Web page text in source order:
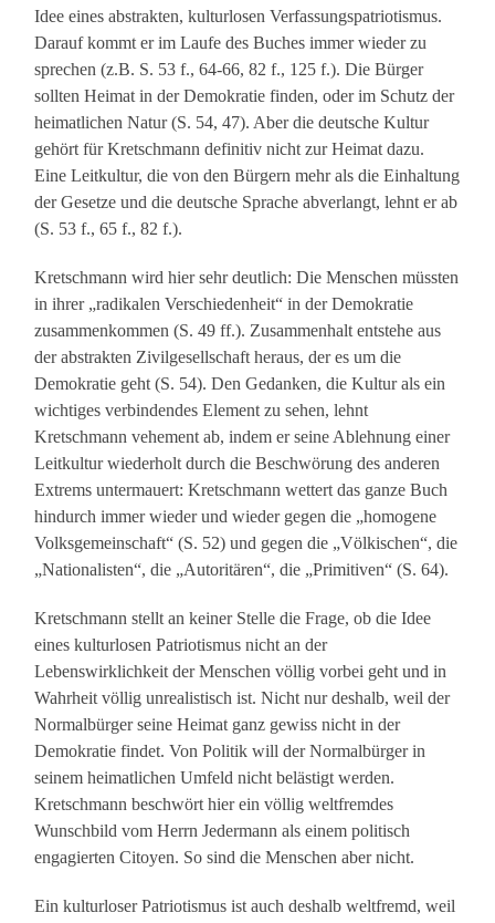
Idee eines abstrakten, kulturlosen Verfassungspatriotismus.
Darauf kommt er im Laufe des Buches immer wieder zu
sprechen (z.B. S. 53 f., 64-66, 82 f., 125 f.). Die Bürger
sollten Heimat in der Demokratie finden, oder im Schutz der
heimatlichen Natur (S. 54, 47). Aber die deutsche Kultur
gehört für Kretschmann definitiv nicht zur Heimat dazu.
Eine Leitkultur, die von den Bürgern mehr als die Einhaltung
der Gesetze und die deutsche Sprache abverlangt, lehnt er ab
(S. 53 f., 65 f., 82 f.).
Kretschmann wird hier sehr deutlich: Die Menschen müssten
in ihrer „radikalen Verschiedenheit“ in der Demokratie
zusammenkommen (S. 49 ff.). Zusammenhalt entstehe aus
der abstrakten Zivilgesellschaft heraus, der es um die
Demokratie geht (S. 54). Den Gedanken, die Kultur als ein
wichtiges verbindendes Element zu sehen, lehnt
Kretschmann vehement ab, indem er seine Ablehnung einer
Leitkultur wiederholt durch die Beschwörung des anderen
Extrems untermauert: Kretschmann wettert das ganze Buch
hindurch immer wieder und wieder gegen die „homogene
Volksgemeinschaft“ (S. 52) und gegen die „Völkischen“, die
„Nationalisten“, die „Autoritären“, die „Primitiven“ (S. 64).
Kretschmann stellt an keiner Stelle die Frage, ob die Idee
eines kulturlosen Patriotismus nicht an der
Lebenswirklichkeit der Menschen völlig vorbei geht und in
Wahrheit völlig unrealistisch ist. Nicht nur deshalb, weil der
Normalbürger seine Heimat ganz gewiss nicht in der
Demokratie findet. Von Politik will der Normalbürger in
seinem heimatlichen Umfeld nicht belästigt werden.
Kretschmann beschwört hier ein völlig weltfremdes
Wunschbild vom Herrn Jedermann als einem politisch
engagierten Citoyen. So sind die Menschen aber nicht.
Ein kulturloser Patriotismus ist auch deshalb weltfremd, weil